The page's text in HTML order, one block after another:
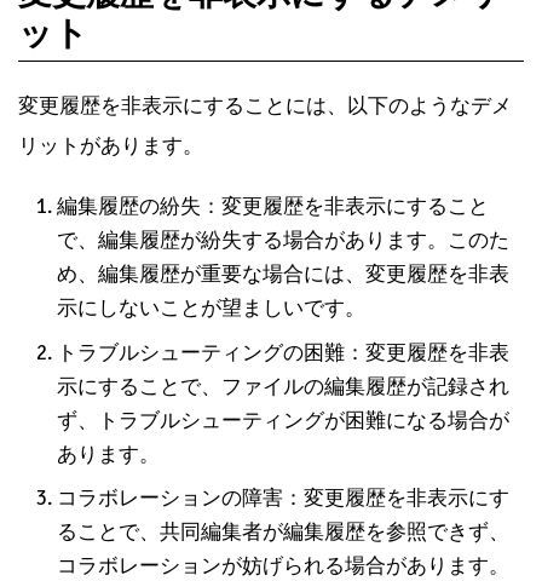
ット
変更履歴を非表示にすることには、以下のようなデメ
リットがあります。
編集履歴の紛失：変更履歴を非表示にすること
で、編集履歴が紛失する場合があります。このた
め、編集履歴が重要な場合には、変更履歴を非表
示にしないことが望ましいです。
トラブルシューティングの困難：変更履歴を非表
示にすることで、ファイルの編集履歴が記録され
ず、トラブルシューティングが困難になる場合が
あります。
コラボレーションの障害：変更履歴を非表示にす
ることで、共同編集者が編集履歴を参照できず、
コラボレーションが妨げられる場合があります。